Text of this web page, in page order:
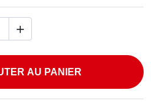

AU PANIER